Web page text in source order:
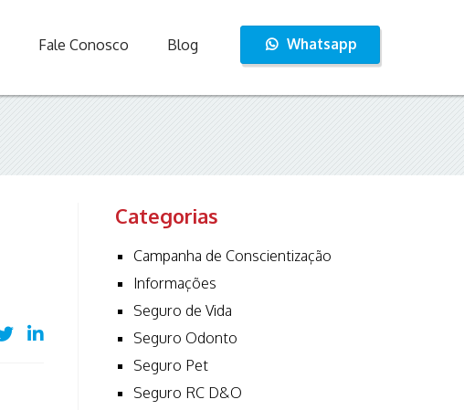
Fale Conosco Blog Whatsapp
Categorias
Campanha de Conscientização
Informações
Seguro de Vida
Seguro Odonto
Seguro Pet
Seguro RC D&O